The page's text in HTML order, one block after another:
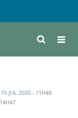
15 JUL 2020 - 11H48